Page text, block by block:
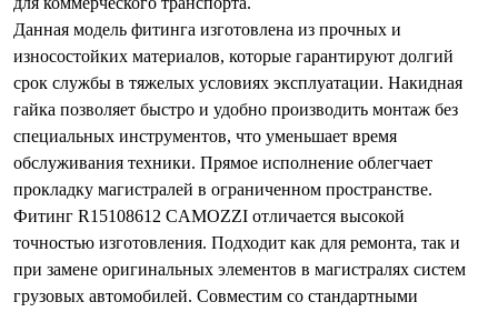
Данная модель фитинга изготовлена из прочных и
износостойких материалов, которые гарантируют долгий
срок службы в тяжелых условиях эксплуатации. Накидная
гайка позволяет быстро и удобно производить монтаж без
специальных инструментов, что уменьшает время
обслуживания техники. Прямое исполнение облегчает
прокладку магистралей в ограниченном пространстве.
Фитинг R15108612 CAMOZZI отличается высокой
точностью изготовления. Подходит как для ремонта, так и
при замене оригинальных элементов в магистралях систем
грузовых автомобилей. Совместим со стандартными